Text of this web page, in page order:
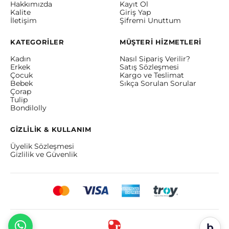
Hakkımızda
Kalite
İletişim
Kayıt Ol
Giriş Yap
Şifremi Unuttum
KATEGORİLER
Kadın
Erkek
Çocuk
Bebek
Çorap
Tulip
Bondilolly
MÜŞTERİ HİZMETLERİ
Nasıl Sipariş Verilir?
Satış Sözleşmesi
Kargo ve Teslimat
Sıkça Sorulan Sorular
GİZLİLİK & KULLANIM
Üyelik Sözleşmesi
Gizlilik ve Güvenlik